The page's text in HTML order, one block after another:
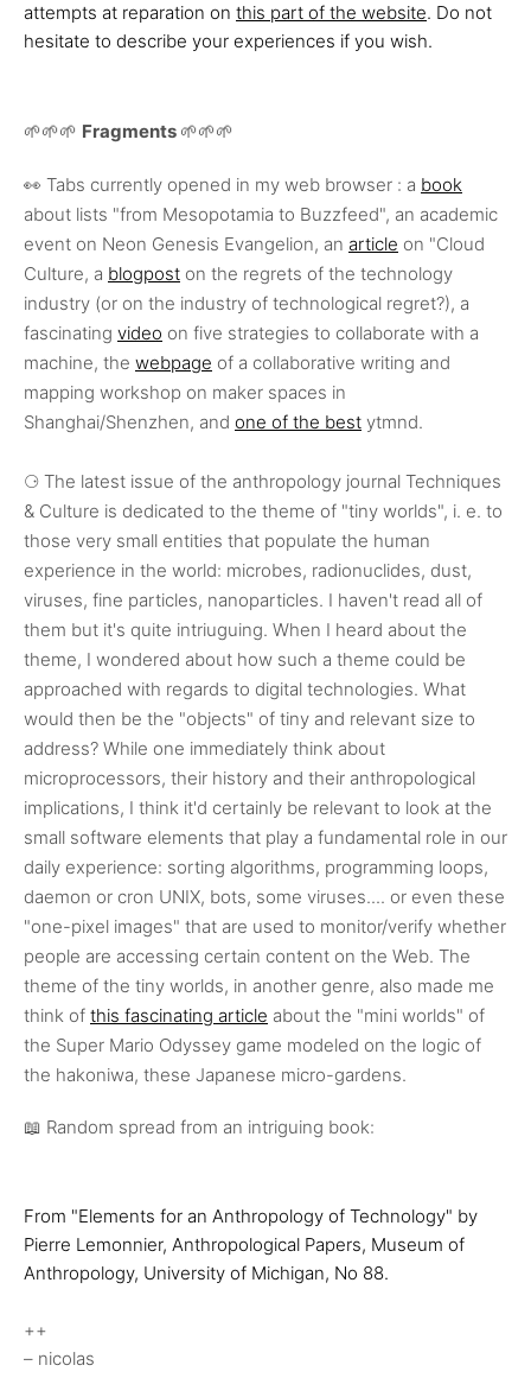
attempts at reparation on this part of the website. Do not
hesitate to describe your experiences if you wish.
🌱🌱🌱 Fragments 🌱🌱🌱
👀 Tabs currently opened in my web browser : a book
about lists "from Mesopotamia to Buzzfeed", an academic
event on Neon Genesis Evangelion, an article on "Cloud
Culture, a blogpost on the regrets of the technology
industry (or on the industry of technological regret?), a
fascinating video on five strategies to collaborate with a
machine, the webpage of a collaborative writing and
mapping workshop on maker spaces in
Shanghai/Shenzhen, and one of the best ytmnd.
⚆ The latest issue of the anthropology journal Techniques
& Culture is dedicated to the theme of "tiny worlds", i. e. to
those very small entities that populate the human
experience in the world: microbes, radionuclides, dust,
viruses, fine particles, nanoparticles. I haven't read all of
them but it's quite intriuguing. When I heard about the
theme, I wondered about how such a theme could be
approached with regards to digital technologies. What
would then be the "objects" of tiny and relevant size to
address? While one immediately think about
microprocessors, their history and their anthropological
implications, I think it'd certainly be relevant to look at the
small software elements that play a fundamental role in our
daily experience: sorting algorithms, programming loops,
daemon or cron UNIX, bots, some viruses.... or even these
"one-pixel images" that are used to monitor/verify whether
people are accessing certain content on the Web. The
theme of the tiny worlds, in another genre, also made me
think of this fascinating article about the "mini worlds" of
the Super Mario Odyssey game modeled on the logic of
the hakoniwa, these Japanese micro-gardens.
📖 Random spread from an intriguing book:
From "Elements for an Anthropology of Technology" by
Pierre Lemonnier, Anthropological Papers, Museum of
Anthropology, University of Michigan, No 88.
++
– nicolas